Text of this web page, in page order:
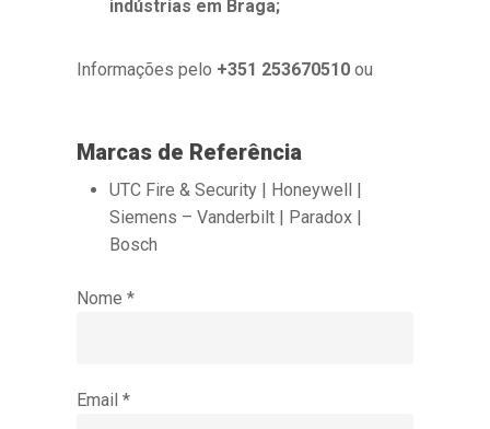
indústrias em Braga;
Informações pelo +351 253670510 ou
Marcas de Referência
UTC Fire & Security | Honeywell |
Siemens – Vanderbilt | Paradox |
Bosch
Nome *
Email *